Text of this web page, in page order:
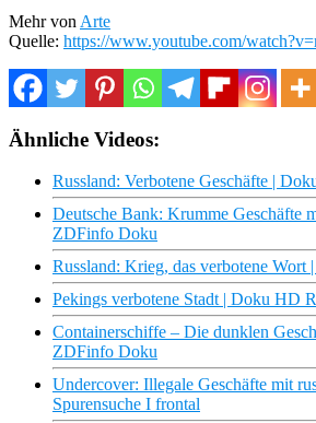
Mehr von Arte
Quelle: https://www.youtube.com/
Ähnliche Videos:
Russland: Verbotene Geschäfte |
Deutsche Bank: Krumme Geschäfte
ZDFinfo Doku
Russland: Krieg, das verbotene Wort
Pekings verbotene Stadt | Doku HD
Containerschiffe – Die dunklen
ZDFinfo Doku
Undercover: Illegale Geschäfte mit
Spurensuche I frontal